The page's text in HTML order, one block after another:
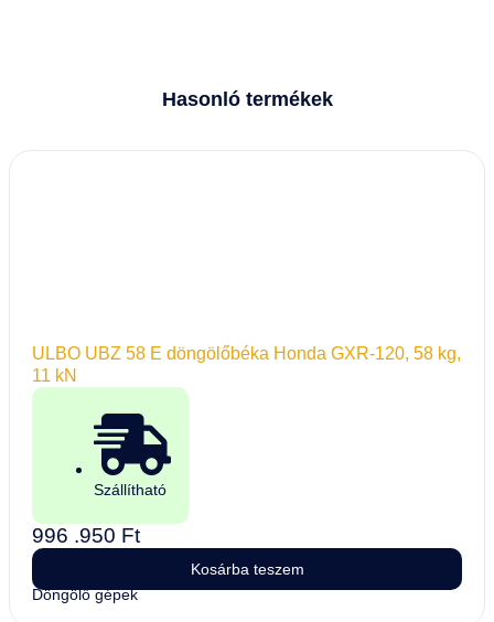
Hasonló termékek
ULBO UBZ 58 E döngölőbéka Honda GXR-120, 58 kg,
11 kN
Szállítható
996 .950 Ft
Kosárba teszem
Döngölő gépek